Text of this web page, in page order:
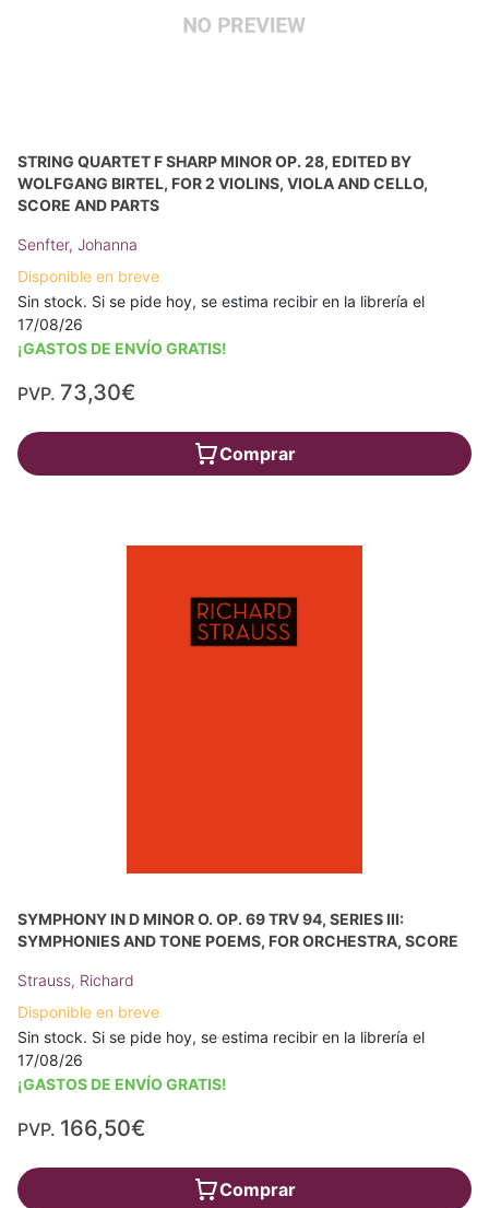
STRING QUARTET F SHARP MINOR OP. 28, EDITED BY
WOLFGANG BIRTEL, FOR 2 VIOLINS, VIOLA AND CELLO,
SCORE AND PARTS
Senfter, Johanna
Disponible en breve
Sin stock. Si se pide hoy, se estima recibir en la librería el
17/08/26
¡GASTOS DE ENVÍO GRATIS!
PVP. 73,30€
Comprar
SYMPHONY IN D MINOR O. OP. 69 TRV 94, SERIES III:
SYMPHONIES AND TONE POEMS, FOR ORCHESTRA, SCORE
Strauss, Richard
Disponible en breve
Sin stock. Si se pide hoy, se estima recibir en la librería el
17/08/26
¡GASTOS DE ENVÍO GRATIS!
PVP. 166,50€
Comprar